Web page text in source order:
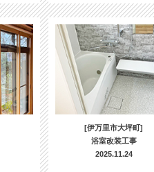
[伊万里市大坪町]
浴室改装工事
2025.11.24